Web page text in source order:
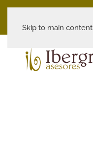
Skip to main content